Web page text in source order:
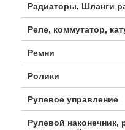
Радиаторы, Шланги
Реле, коммутатор,
Ремни
Ролики
Рулевое управление
Рулевой наконечник,